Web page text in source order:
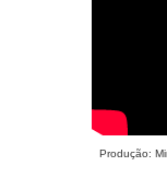
Produção: